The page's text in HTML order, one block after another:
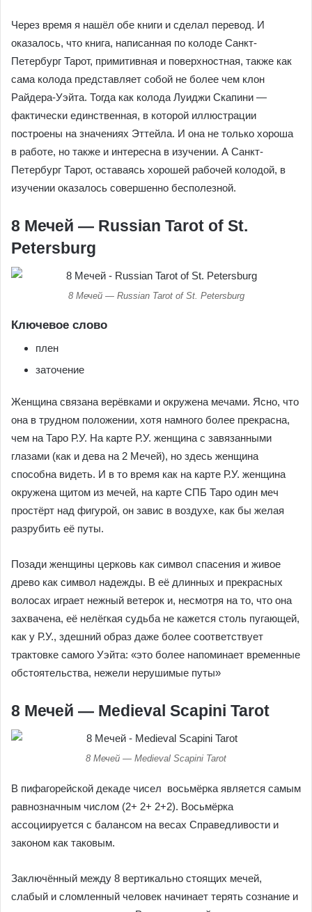
Через время я нашёл обе книги и сделал перевод. И
оказалось, что книга, написанная по колоде Санкт-
Петербург Тарот, примитивная и поверхностная, также как
сама колода представляет собой не более чем клон
Райдера-Уэйта. Тогда как колода Луиджи Скапини —
фактически единственная, в которой иллюстрации
построены на значениях Эттейла. И она не только хороша
в работе, но также и интересна в изучении. А Санкт-
Петербург Тарот, оставаясь хорошей рабочей колодой, в
изучении оказалось совершенно бесполезной.
8 Мечей — Russian Tarot of St.
Petersburg
8 Мечей — Russian Tarot of St. Petersburg
Ключевое слово
плен
заточение
Женщина связана верёвками и окружена мечами. Ясно, что
она в трудном положении, хотя намного более прекрасна,
чем на Таро Р.У. На карте Р.У. женщина с завязанными
глазами (как и дева на 2 Мечей), но здесь женщина
способна видеть. И в то время как на карте Р.У. женщина
окружена щитом из мечей, на карте СПБ Таро один меч
простёрт над фигурой, он завис в воздухе, как бы желая
разрубить её путы.
Позади женщины церковь как символ спасения и живое
древо как символ надежды. В её длинных и прекрасных
волосах играет нежный ветерок и, несмотря на то, что она
захвачена, её нелёгкая судьба не кажется столь пугающей,
как у Р.У., здешний образ даже более соответствует
трактовке самого Уэйта: «это более напоминает временные
обстоятельства, нежели нерушимые путы»
8 Мечей — Medieval Scapini Tarot
8 Мечей — Medieval Scapini Tarot
В пифагорейской декаде чисел восьмёрка является самым
равнозначным числом (2+ 2+ 2+2). Восьмёрка
ассоциируется с балансом на весах Справедливости и
законом как таковым.
Заключённый между 8 вертикально стоящих мечей,
слабый и сломленный человек начинает терять сознание и